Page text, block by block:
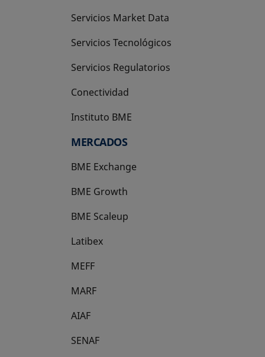
Servicios Market Data
Servicios Tecnológicos
Servicios Regulatorios
Conectividad
Instituto BME
se abre en una pestaña nueva
MERCADOS
BME Exchange
BME Growth
se abre en una pestaña nueva
BME Scaleup
se abre en una pestaña nueva
Latibex
se abre en una pestaña nueva
MEFF
se abre en una pestaña nueva
MARF
AIAF
SENAF